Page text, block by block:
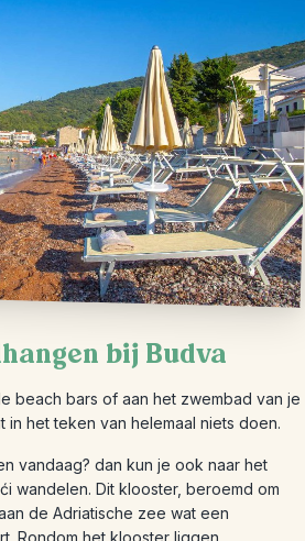
bij Budva
beach bars of aan het zwembad van je
in het teken van helemaal niets doen.
vandaag? dan kun je ook naar het
wandelen. Dit klooster, beroemd om
de Adriatische zee wat een
Rondom het klooster liggen